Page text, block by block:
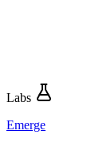
Labs
Emerge